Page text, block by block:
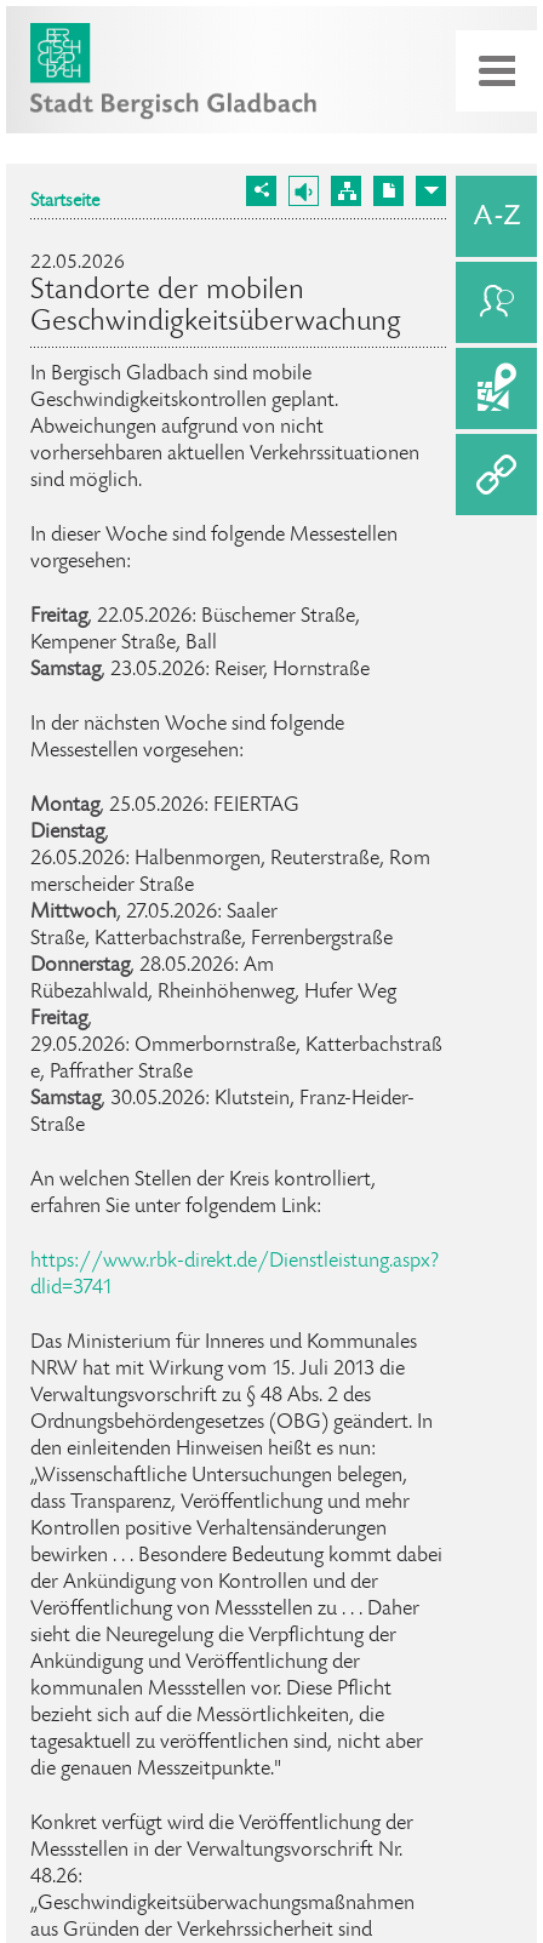
Startseite
22.05.2026
Standorte der mobilen
Geschwindigkeitsüberwachung
In Bergisch Gladbach sind mobile
Geschwindigkeitskontrollen geplant.
Abweichungen aufgrund von nicht
vorhersehbaren aktuellen Verkehrssituationen
sind möglich.
In dieser Woche sind folgende Messestellen
vorgesehen:
Freitag, 22.05.2026: Büschemer Straße,
Kempener Straße, Ball
Samstag, 23.05.2026: Reiser, Hornstraße
In der nächsten Woche sind folgende
Messestellen vorgesehen:
Montag, 25.05.2026: FEIERTAG
Dienstag,
26.05.2026: Halbenmorgen, Reuterstraße, Rom
merscheider Straße
Mittwoch, 27.05.2026: Saaler
Straße, Katterbachstraße, Ferrenbergstraße
Donnerstag, 28.05.2026: Am
Rübezahlwald, Rheinhöhenweg, Hufer Weg
Freitag,
29.05.2026: Ommerbornstraße, Katterbachstraß
e, Paffrather Straße
Samstag, 30.05.2026: Klutstein, Franz-Heider-
Straße
An welchen Stellen der Kreis kontrolliert,
erfahren Sie unter folgendem Link:
https://www.rbk-direkt.de/Dienstleistung.aspx?
dlid=3741
Das Ministerium für Inneres und Kommunales
NRW hat mit Wirkung vom 15. Juli 2013 die
Verwaltungsvorschrift zu § 48 Abs. 2 des
Ordnungsbehördengesetzes (OBG) geändert. In
den einleitenden Hinweisen heißt es nun:
„Wissenschaftliche Untersuchungen belegen,
dass Transparenz, Veröffentlichung und mehr
Kontrollen positive Verhaltensänderungen
bewirken . . . Besondere Bedeutung kommt dabei
der Ankündigung von Kontrollen und der
Veröffentlichung von Messstellen zu . . . Daher
sieht die Neuregelung die Verpflichtung der
Ankündigung und Veröffentlichung der
kommunalen Messstellen vor. Diese Pflicht
bezieht sich auf die Messörtlichkeiten, die
tagesaktuell zu veröffentlichen sind, nicht aber
die genauen Messzeitpunkte."
Konkret verfügt wird die Veröffentlichung der
Messstellen in der Verwaltungsvorschrift Nr.
48.26:
„Geschwindigkeitsüberwachungsmaßnahmen
aus Gründen der Verkehrssicherheit sind